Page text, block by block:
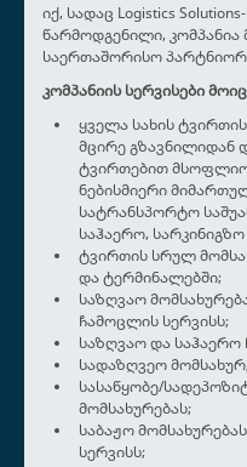
იქ, სადაც Logistics
წარმოდგენილი, კომპანია
საერთაშორისო
კომპანიის სერვისები
ყველა სახის
მცირე
ტვირთებით
ნებისმიერი
სატრანსპორტო
საჰაერო,
ტვირთის სრულ
და ტერმინალებში;
საზღვაო
ჩამოცლის სერვისს;
საზღვაო და საჰაერო
სადაზღვეო
სასაწყობე/
მომსახურებას;
საბაჟო
სერვისს;
o
l
u
t
ლ